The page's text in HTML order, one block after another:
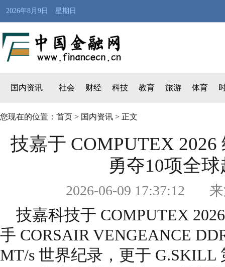
2026年8月9日 星期日
国内资讯 社会 财经 科技 教育 旅游 体育
您现在的位置： 首页 > 国内资讯 > 正文
技嘉于 COMPUTEX
勇夺10项全
2026-06-09
技嘉科技于 COMPUTEX
手 CORSAIR VENGEANCE
MT/s 世界纪录，更于 G.SKILL